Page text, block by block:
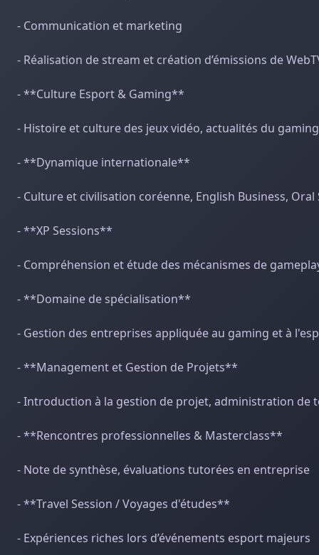
- Communication et marketing
- Réalisation de stream et création d’émissions de
- **Culture Esport & Gaming**
- Histoire et culture des jeux vidéo, actualités du
- **Dynamique internationale**
- Culture et civilisation coréenne, English Business, Oral
- **XP Sessions**
- Compréhension et étude des mécanismes de
- **Domaine de spécialisation**
- Gestion des entreprises appliquée au gaming et à
- **Management et Gestion de Projets**
- Introduction à la gestion de projet, administration
- **Rencontres professionnelles & Masterclass**
- Note de synthèse, évaluations tutorées en entreprise
- **Travel Session / Voyages d'études**
- Expériences riches lors d’événements esport majeurs